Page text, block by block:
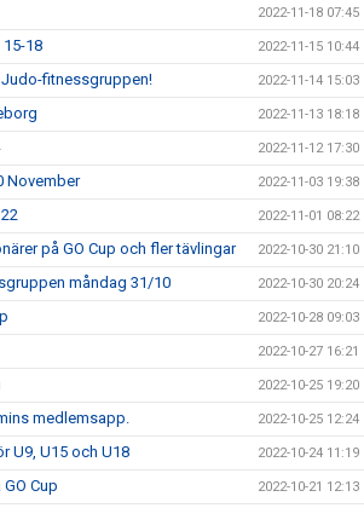
2022-11-18 07:45
18 2022-11-15 10:44
fitnessgruppen! 2022-11-14 15:03
2022-11-13 18:18
2022-11-12 17:30
November 2022-11-03 19:38
2022-11-01 08:22
på GO Cup och fler tävlingar 2022-10-30 21:10
måndag 31/10 2022-10-30 20:24
2022-10-28 09:03
2022-10-27 16:21
2022-10-25 19:20
medlemsapp. 2022-10-25 12:24
U9, U15 och U18 2022-10-24 11:19
Cup 2022-10-21 12:13